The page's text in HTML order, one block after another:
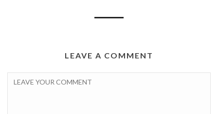
LEAVE A COMMENT